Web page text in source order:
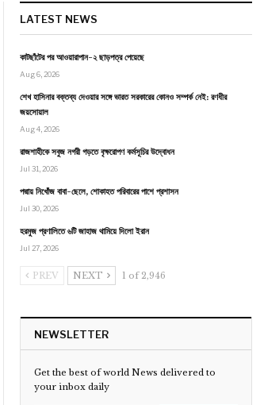
LATEST NEWS
কাটছাঁটের পর আওয়ারাপান-২ ছাড়পত্র পেয়েছে
Aug 6, 2026
শেখ হাসিনার বক্তব্য দেওয়ার সঙ্গে ভারত সরকারের কোনও সম্পর্ক নেই: রণধীর
জয়সোয়াল
Aug 4, 2026
রাজশাহীকে সবুজ নগরী গড়তে বৃক্ষরোপণ কর্মসূচির উদ্বোধন
Jul 31, 2026
পদ্মায় নিখোঁজ বাবা-ছেলে, শোকাহত পরিবারের পাশে প্রশাসন
Jul 30, 2026
হরমুজ প্রণালিতে ৬টি জাহাজ থামিয়ে দিলো ইরান
Jul 27, 2026
PREV NEXT 1 of 2,946
NEWSLETTER
Get the best of world News delivered to
your inbox daily